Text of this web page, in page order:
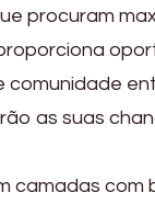
procuram
as suas
camadas com